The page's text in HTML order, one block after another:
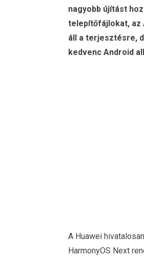
nagyobb újítást
telepítőfájlokat, az
áll a terjesztésre,
kedvenc Android
A Huawei
HarmonyOS Next